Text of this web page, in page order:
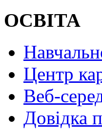
ОСВІТА
Центр
Веб-
Довідка